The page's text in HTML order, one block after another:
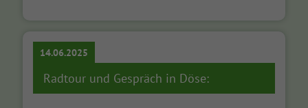
14.06.2025
Radtour und Gespräch in Döse: